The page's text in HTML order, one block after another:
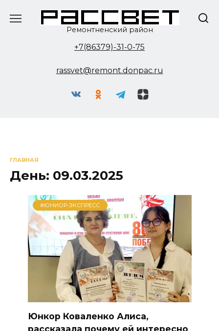
Ремонтненский район
+7(86379)-31-0-75
rassvet@remont.donpac.ru
ГЛАВНАЯ
День: 09.03.2025
#ЮНИОР-ЭКСПРЕСС
Юнкор Коваленко Алиса,
рассказала почему ей интересно